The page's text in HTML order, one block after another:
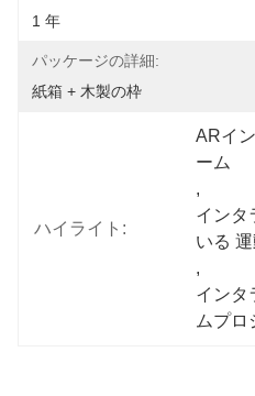
1 年
パッケージの詳細:
紙箱 + 木製の枠
ハイライト:
ARイ
ーム
,
インタ
いる
,
インタ
ムプロ